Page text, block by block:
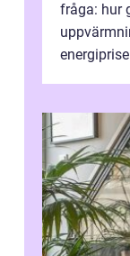
fråga: hur